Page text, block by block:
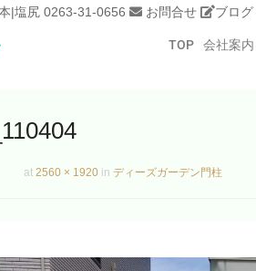
|塩尻 0263-31-0656 お問合せ ブログ
TOP
会社案内
at 2560 × 1920 in ディーズガーデン門柱